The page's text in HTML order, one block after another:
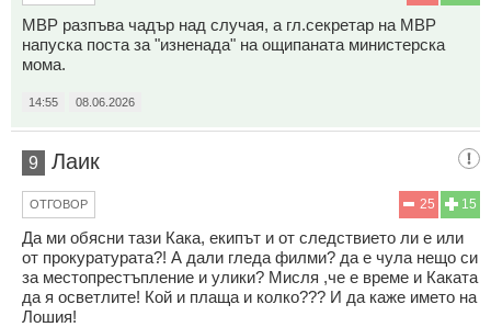
МВР разпъва чадър над случая, а гл.секретар на МВР
напуска поста за "изненада" на ощипаната министерска
мома.
14:55 08.06.2026
9 Лаик
15
25
ОТГОВОР
Да ми обясни тази Кака, екипът и от следствието ли е или
от прокуратурата?! А дали гледа филми? да е чула нещо си
за местопрестъпление и улики? Мисля ,че е време и Каката
да я осветлите! Кой и плаща и колко??? И да каже името на
Лошия!